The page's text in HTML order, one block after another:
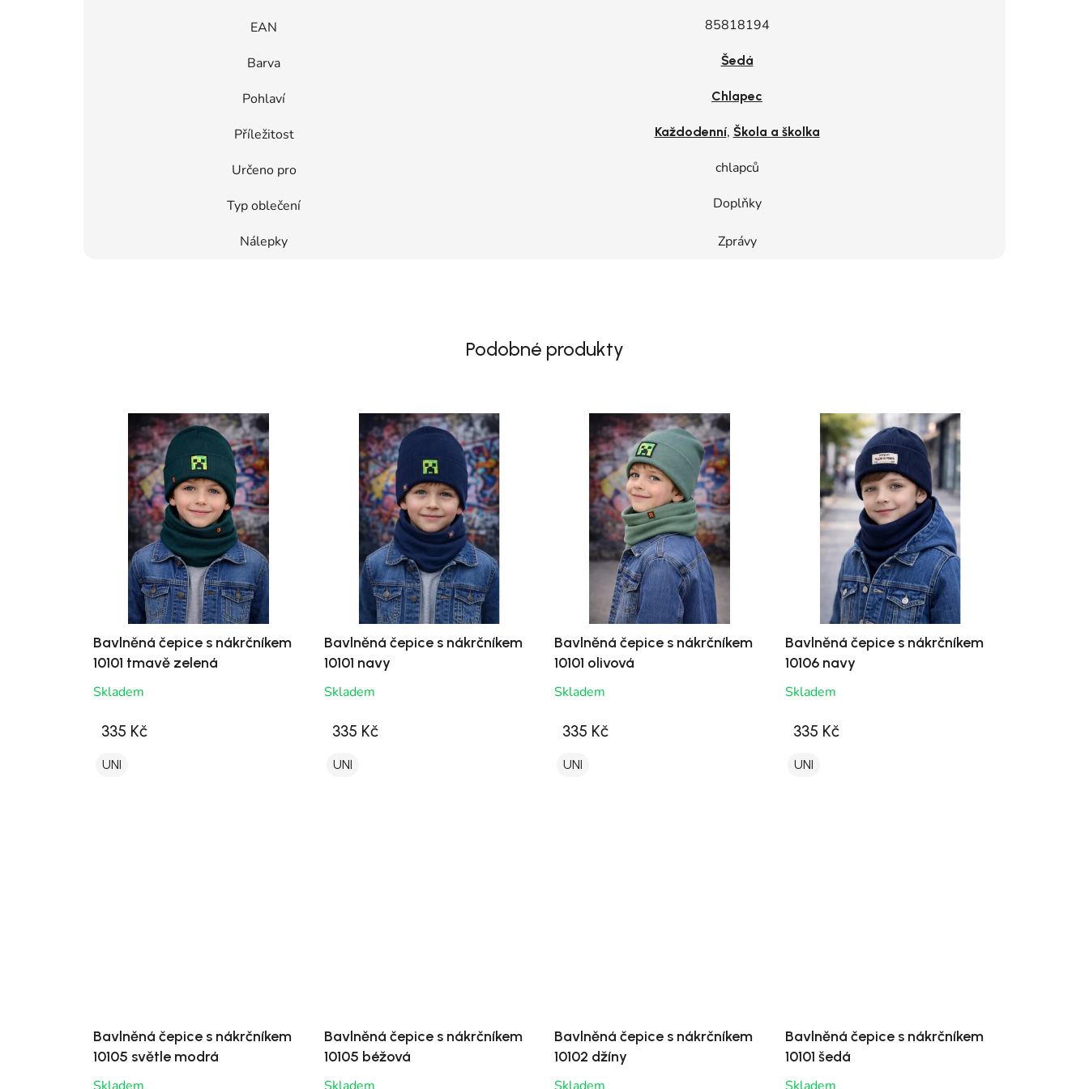
EAN 85818194
Barva Šedá
Pohlaví Chlapec
Příležitost Každodenní, Škola a školka
Určeno pro chlapců
Typ oblečení Doplňky
Nálepky Zprávy
Podobné produkty
Bavlněná čepice s nákrčníkem
10101 tmavě zelená
Skladem
335 Kč
UNI
Bavlněná čepice s nákrčníkem
10101 navy
Skladem
335 Kč
UNI
Bavlněná čepice s nákrčníkem
10101 olivová
Skladem
335 Kč
UNI
Bavlněná čepice s nákrčníkem
10106 navy
Skladem
335 Kč
UNI
Bavlněná čepice s nákrčníkem
10105 světle modrá
Bavlněná čepice s nákrčníkem
10105 béžová
Bavlněná čepice s nákrčníkem
10102 džíny
Bavlněná čepice s nákrčníkem
10101 šedá